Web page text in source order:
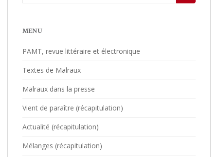
MENU
PAMT, revue littéraire et électronique
Textes de Malraux
Malraux dans la presse
Vient de paraître (récapitulation)
Actualité (récapitulation)
Mélanges (récapitulation)